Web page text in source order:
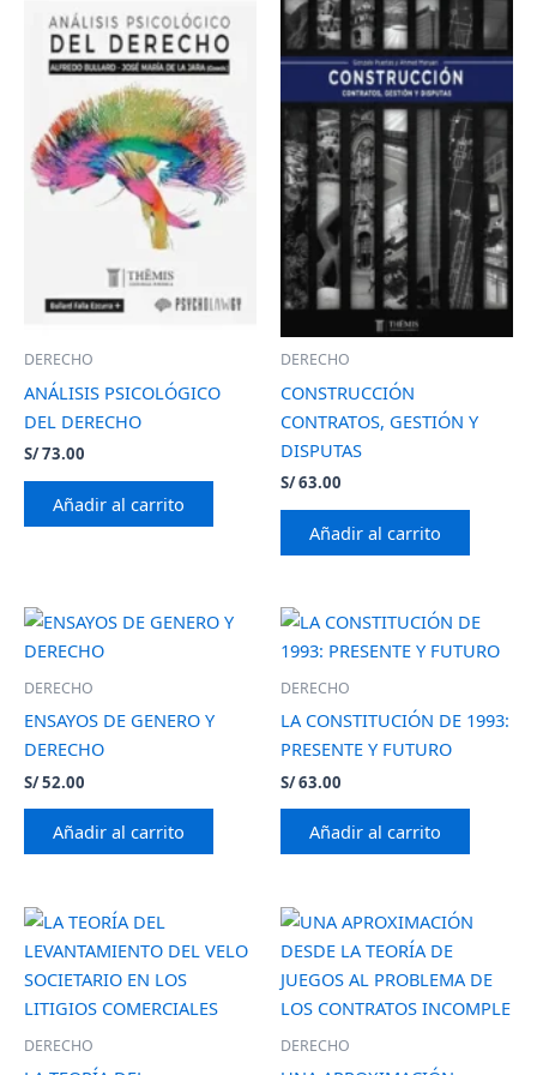
DERECHO
ANÁLISIS PSICOLÓGICO
DEL DERECHO
S/73.00
Añadir al carrito
DERECHO
CONSTRUCCIÓN
CONTRATOS, GESTIÓN Y
DISPUTAS
S/63.00
Añadir al carrito
DERECHO
ENSAYOS DE GENERO Y
DERECHO
S/52.00
Añadir al carrito
DERECHO
LA CONSTITUCIÓN DE 1993:
PRESENTE Y FUTURO
S/63.00
Añadir al carrito
DERECHO DERECHO